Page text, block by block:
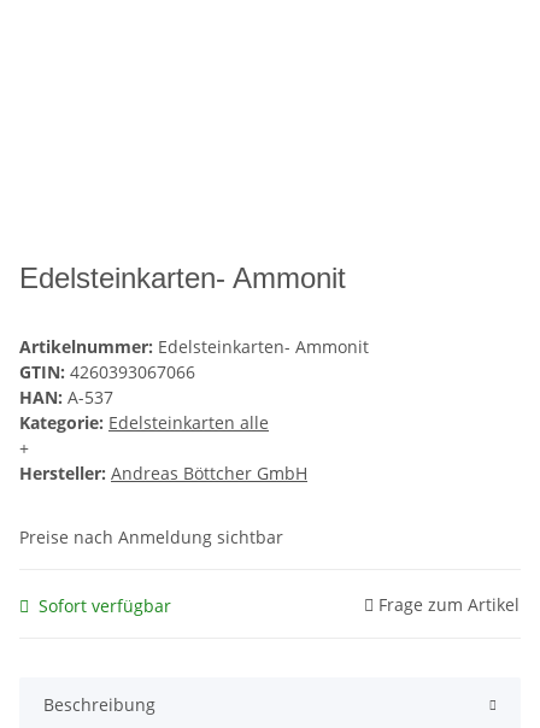
Edelsteinkarten- Ammonit
Artikelnummer: Edelsteinkarten- Ammonit
GTIN: 4260393067066
HAN: A-537
Kategorie: Edelsteinkarten alle
+
Hersteller: Andreas Böttcher GmbH
Preise nach Anmeldung sichtbar
Sofort verfügbar Frage zum Artikel
Beschreibung